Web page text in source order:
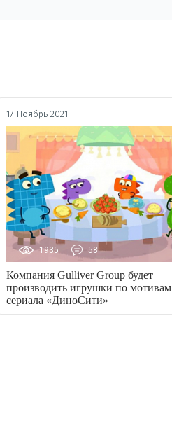
17 Ноябрь 2021
1935 58
Компания Gulliver Group будет
производить игрушки по мотивам
сериала «ДиноСити»